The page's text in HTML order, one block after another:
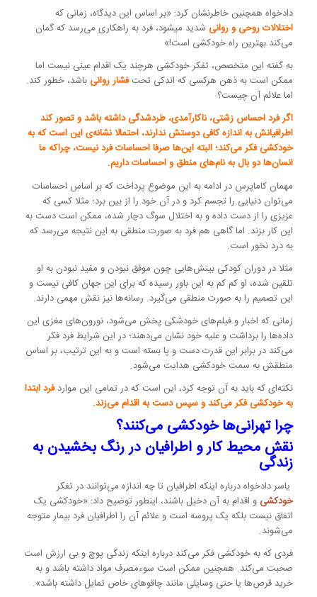
دادخواه همچنین خاطرنشان کرد: «بر اساس این دیدگاه، زمانی که
اختلالات روحی و روانی
شدید می‎شود، فرد به راهکاری می‌رسد که گمان
می‌کند بهترین راه خودکشی است!»
به گفته این متخصص، تفکر خودکشی هرچند یک اقدام عینی نیست اما
ممکن است به ذهن هرکسی که اندکی تحتفشار روانی باشد، خطور کند.
اما علائم آن چیست؟
اگر فرد احساس زشتی، ناکارآمدی، طردشدگی داشته باشد و تصور کند
اطرافیانش به اندازه کافی دوستش ندارند، احتمالا نشانه‌ی این است که به
خودکشی فکر می‌کند؛ البته این‌ها صرفا احساسات فرد نیست، چراکه ما
انسان‌ها دو بال به نام‌های منطق و احساسات داریم.
مهمان کاماپرس در ادامه به این موضوع پرداخت که بر اساس احساسات
می‌توان دنیایی را تجسم کرد و در آن خود را از بین برد؛ مثلا کسی که
عزیزی را از دست داده و به اختلال سوگ دچار شده، ممکن است دست به
این کار بزند. اما گاهی هم فرد به صورت منطقی به این نتیجه می‌رسد که
به درد نخور است.
مثلا در دوران کودکی بینش‌هایی چون موفق نبودن و مفید نبودن به او
تلقین شده، او کم کم به این باور رسیده که برای این جهان کافی نیست و
این تصمیم را به صورت منطقی می‌گیرد. رسانه‌ها نیز نقش مهمی دارند.
زمانی که اخبار و فیلم‌های خودشکی پخش می‌شود، نورون‌های مغزی این
داده‌ها را برداشت و علیه خود نشان می‌دهند؛ در این شرایط فرد فکر
می‌کند در برابر این قدرت دست و پا بسته است و به این ترتیب، بر اساس
منطقش به سمت خودکشی هدایت می‌شود.
نکته‌ای که باید به آن توجه کرد، این است که در تمامی این مواردفرد ابتدا
به خودکشی فکر می‌کند و سپس دست به اقدام می‌زند.
چرا تهرانی‌ها خودکشی می‌کنند؟
نقش محیط کار و اطرافیان در رنگ بخشیدن به
زندگی
یاسر دادخواه درباره اینکه اطرافیان تا چه اندازه می‌توانند در تفکر
خودکشی و اقدام به آن دخیل باشند، اینطور توضیح داد: «خودکشی یک
اتفاق نیست بلکه یک پروسه است و علائم آن را اطرافیان فرد بیمار متوجه
می‌شوند.
فردی که به خودکشی فکر می‌کند درباره اینکه زندگی پوچ و بی ارزش است
صحبت می‌کند. همچنین ممکن است سوءمصرف مواد داشته باشد و به
خرید قرص‌ها یا حتی وسایلی مانند چاقوهای خاص تمایل داشته باشد».